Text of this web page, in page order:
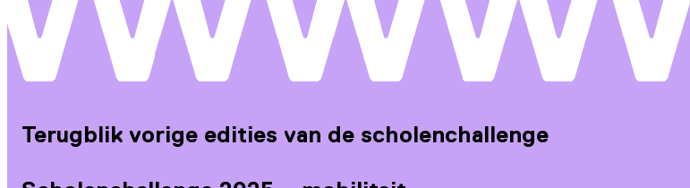
Terugblik vorige edities van de scholenchallenge